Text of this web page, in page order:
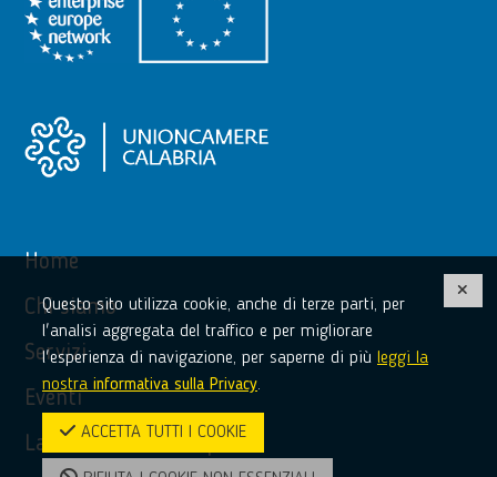
Home
Chi siamo
Servizi
Eventi
La tua voce in Europa
Questo sito utilizza cookie, anche di terze parti, per
l'analisi aggregata del traffico e per migliorare
l'esperienza di navigazione, per saperne di più leggi la
nostra informativa sulla Privacy.
ACCETTA TUTTI I COOKIE